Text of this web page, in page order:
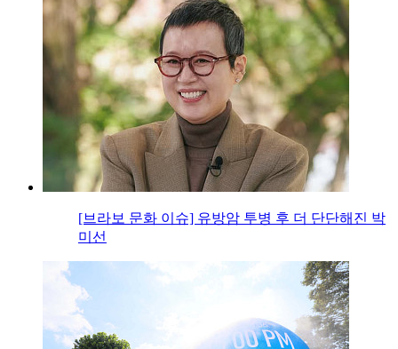
[브라보 문화 이슈] 유방암 투병 후 더 단단해진 박
미선